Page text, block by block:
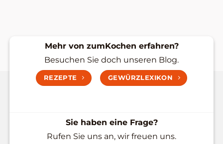
Mehr von zumKochen erfahren?
Besuchen Sie doch unseren Blog.
REZEPTE GEWÜRZLEXIKON
Sie haben eine Frage?
Rufen Sie uns an, wir freuen uns.